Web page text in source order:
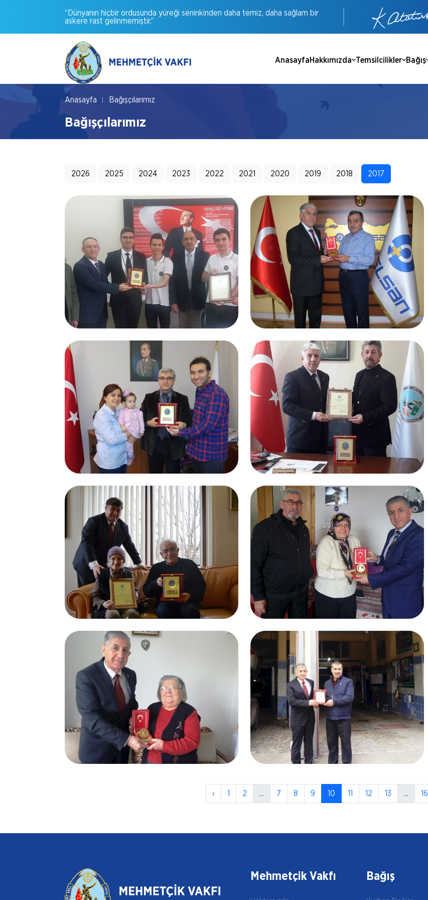
“Dünyanın hiçbir ordusunda yüreği seninkinden daha temiz, daha sağlam bir
askere rast gelinmemiştir.”
AnasayfaHakkımızda Temsilcilikler Bağış
Anasayfa Bağışçılarımız
Bağışçılarımız
2026 2025 2024 2023 2022 2021 2020 2019 2018 2017
İzmir Bornova Hayrettin Duran
Anadolu Lisesi öğrencileri
27.02.2017
Yaşar DAĞDELEN
Merve YÜKSEL
27.02.2017
Merhum M. Berkay AKBAŞ
Samsun
27.02.2017
Merhume Ayşe Leyla KOŞAR Hatice Nebahat CENGİZ
Bursa
Hasbi AYGÜNOĞLU
‹ 1 2 ... 7 8 9 10 11 12 13 ... 16
Mehmetçik Vakfı Bağış